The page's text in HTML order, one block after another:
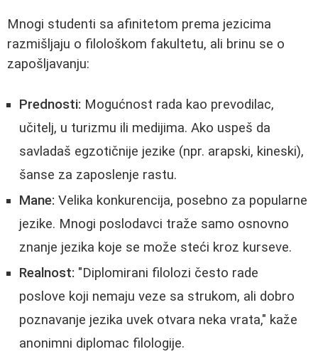
Mnogi studenti sa afinitetom prema jezicima
razmišljaju o filološkom fakultetu, ali brinu se o
zapošljavanju:
Prednosti: Mogućnost rada kao prevodilac,
učitelj, u turizmu ili medijima. Ako uspeš da
savladaš egzotičnije jezike (npr. arapski, kineski),
šanse za zaposlenje rastu.
Mane: Velika konkurencija, posebno za popularne
jezike. Mnogi poslodavci traže samo osnovno
znanje jezika koje se može steći kroz kurseve.
Realnost: "Diplomirani filolozi često rade
poslove koji nemaju veze sa strukom, ali dobro
poznavanje jezika uvek otvara neka vrata," kaže
anonimni diplomac filologije.